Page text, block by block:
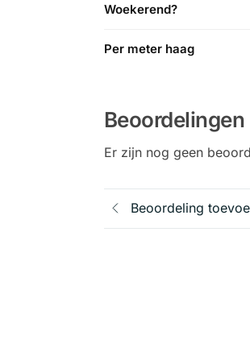
Woekerend?
Per meter haag
Beoordelingen
Er zijn nog geen
Beoordeling